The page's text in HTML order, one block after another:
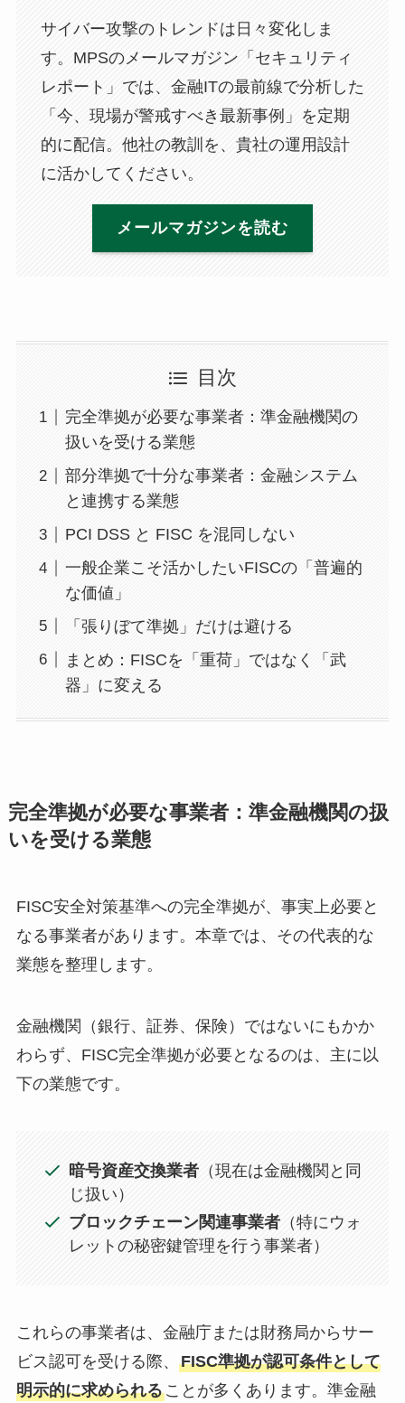
サイバー攻撃のトレンドは日々変化しま
す。MPSのメールマガジン「セキュリティ
レポート」では、金融ITの最前線で分析した
「今、現場が警戒すべき最新事例」を定期
的に配信。他社の教訓を、貴社の運用設計
に活かしてください。
メールマガジンを読む
目次
完全準拠が必要な事業者：準金融機関の
扱いを受ける業態
部分準拠で十分な事業者：金融システム
と連携する業態
PCI DSS と FISC を混同しない
一般企業こそ活かしたいFISCの「普遍的
な価値」
「張りぼて準拠」だけは避ける
まとめ：FISCを「重荷」ではなく「武
器」に変える
完全準拠が必要な事業者：準金融機関の扱
いを受ける業態
FISC安全対策基準への完全準拠が、事実上必要と
なる事業者があります。本章では、その代表的な
業態を整理します。
金融機関（銀行、証券、保険）ではないにもかか
わらず、FISC完全準拠が必要となるのは、主に以
下の業態です。
暗号資産交換業者 （現在は金融機関と同
じ扱い）
ブロックチェーン関連事業者 （特にウォ
レットの秘密鍵管理を行う事業者）
これらの事業者は、金融庁または財務局からサー
ビス認可を受ける際、 FISC準拠が認可条件として
明示的に求められることが多くあります。準金融